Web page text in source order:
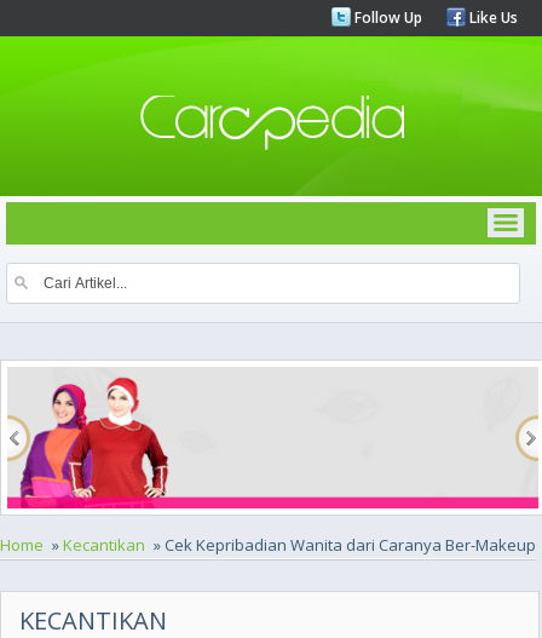
Follow Up Like Us
Home »Kecantikan » Cek Kepribadian Wanita dari Caranya Ber-Makeup
KECANTIKAN